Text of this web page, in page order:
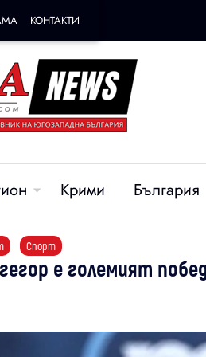
КОНТАКТИ
Крими България
Спорт
е големият